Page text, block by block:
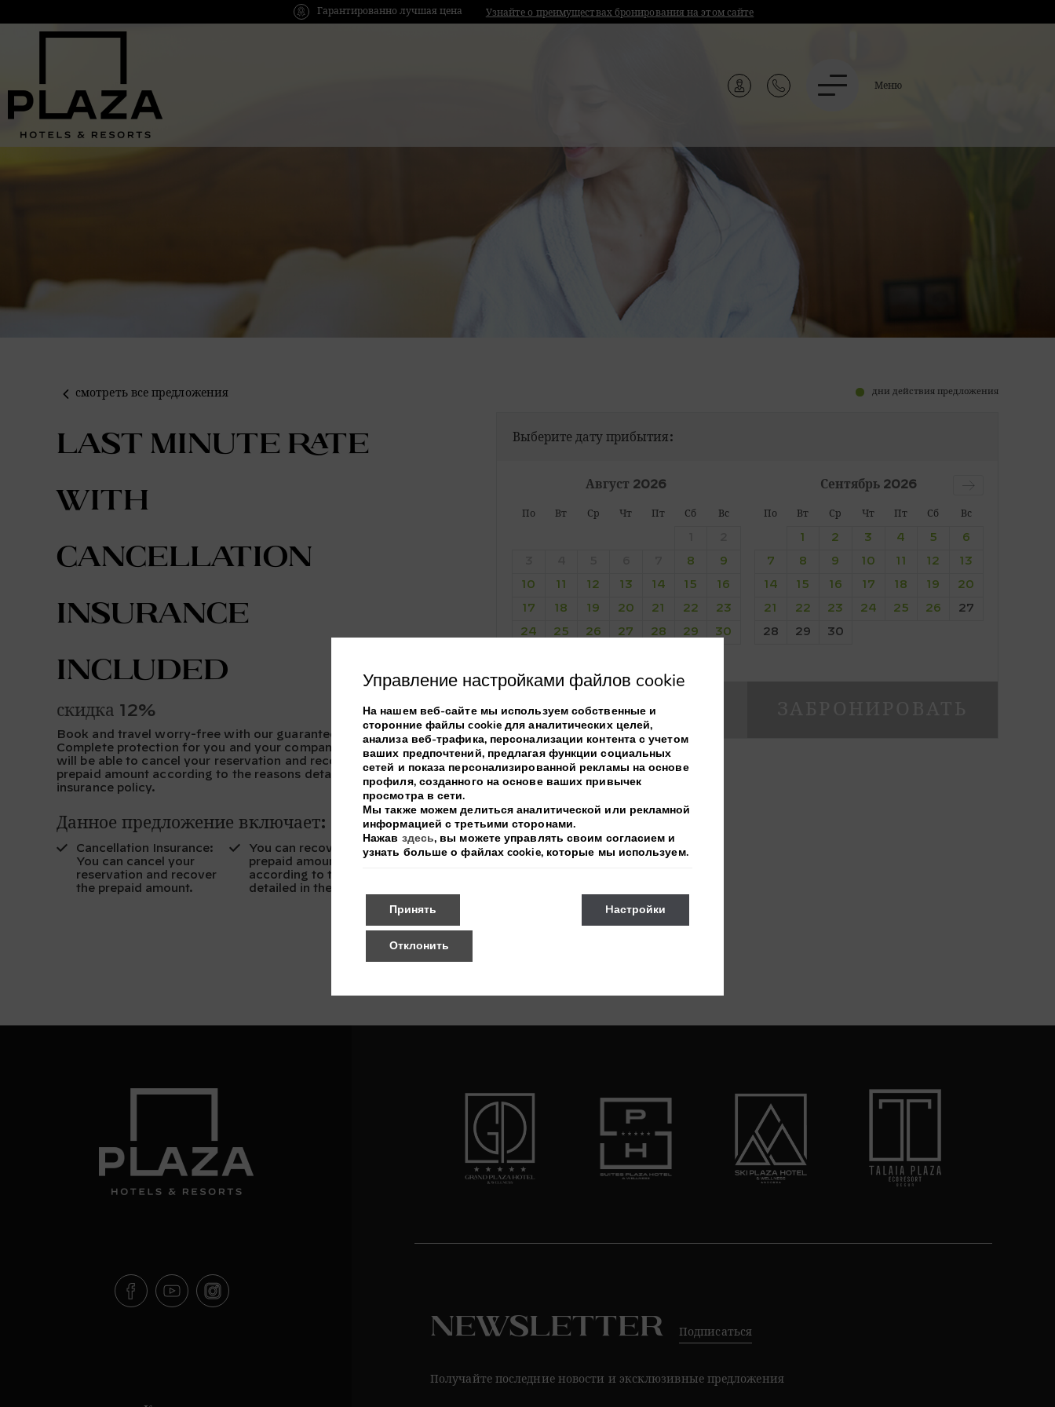
Гарантированно лучшая цена Узнайте о преимуществах бронирования на этом сайте
Меню
смотреть все предложения
Last Minute Rate
with
Cancellation
Insurance
included
скидка 12%
Book and travel worry-free with our guaranteed rate.
Complete protection for you and your companions. You
will be able to cancel your reservation and recover the
prepaid amount according to the reasons detailed in your
insurance policy.
Данное предложение включает:
Cancellation Insurance:
You can cancel your
reservation and recover
the prepaid amount.
You can recover the
prepaid amount
according to the reasons
detailed in the policy.
дни действия предложения
Выберите дату прибытия:
Август 2026
По Вт Ср Чт Пт Сб Вс
8 9
10 11 12 13 14 15 16
17 18 19 20 21 22 23
24 25 26 27 28 29 30
Сентябрь 2026
По Вт Ср Чт Пт Сб Вс
1 2 3 4 5 6
7 8 9 10 11 12 13
14 15 16 17 18 19 20
21 22 23 24 25 26 27
28 29 30
Ночи
Newsletter Подписаться
Получайте последние новости и эксклюзивные предложения
Управление настройками файлов cookie
На нашем веб-сайте мы используем собственные и
сторонние файлы cookie для аналитических целей,
анализа веб-трафика, персонализации контента с учетом
ваших предпочтений, предлагая функции социальных
сетей и показа персонализированной рекламы на основе
профиля, созданного на основе ваших привычек
просмотра в сети.
Мы также можем делиться аналитической или рекламной
информацией с третьими сторонами.
Нажав здесь, вы можете управлять своим согласием и
узнать больше о файлах cookie, которые мы используем.
Принять Hастройки
Отклонить